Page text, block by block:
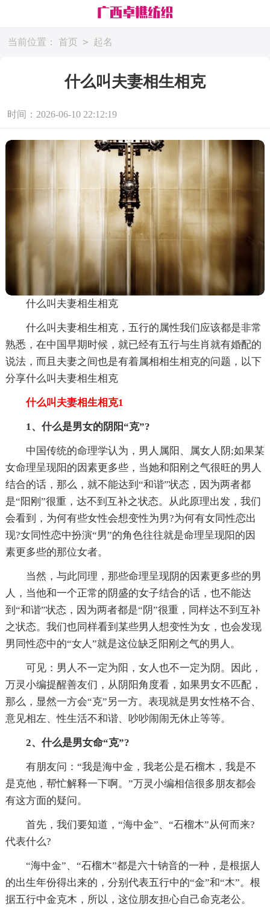
当前位置： 首页 > 起名
什么叫夫妻相生相克
时间：2026-06-10 22:12:19
什么叫夫妻相生相克
什么叫夫妻相生相克，五行的属性我们应该都是非常
熟悉，在中国早期时候，就已经有五行与生肖就有婚配的
说法，而且夫妻之间也是有着属相相生相克的问题，以下
分享什么叫夫妻相生相克
什么叫夫妻相生相克1
1、什么是男女的阴阳“克”?
中国传统的命理学认为，男人属阳、属女人阴;如果某
女命理呈现阳的因素更多些，当她和阳刚之气很旺的男人
结合的话，那么，就不能达到“和谐”状态，因为两者都
是“阳刚”很重，达不到互补之状态。从此原理出发，我们
会看到，为何有些女性会想变性为男?为何有女同性恋出
现?女同性恋中扮演“男”的角色往往就是命理呈现阳的因
素更多些的那位女者。
当然，与此同理，那些命理呈现阴的因素更多些的男
人，当他和一个正常的阴盛的女子结合的话，也不能达
到“和谐”状态，因为两者都是“阴”很重，同样达不到互补
之状态。我们也同样看到某些男人想变性为女，也会发现
男同性恋中的“女人”就是这位缺乏阳刚之气的男人。
可见：男人不一定为阳，女人也不一定为阴。因此，
万灵小编提醒善友们，从阴阳角度看，如果男女不匹配，
那么，显然一方会“克”另一方。表现就是男女性格不合、
意见相左、性生活不和谐、吵吵闹闹无休止等等。
2、什么是男女命“克”?
有朋友问：“我是海中金，我老公是石榴木，我是不
是克他，帮忙解释一下啊。”万灵小编相信很多朋友都会
有这方面的疑问。
首先，我们要知道，“海中金”、“石榴木”从何而来?
代表什么?
“海中金”、“石榴木”都是六十钠音的一种，是根据人
的出生年份得出来的，分别代表五行中的“金”和“木”。根
据五行中金克木，所以，这位朋友担心自己命克老公。